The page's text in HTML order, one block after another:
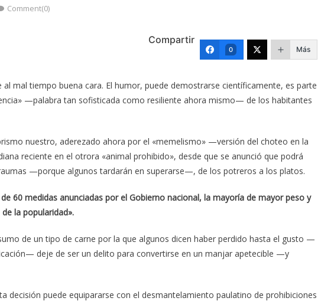
Comment(0)
Compartir
0 Más
mal tiempo buena cara. El humor, puede demostrarse científicamente, es parte
—palabra tan sofisticada como resiliente ahora mismo— de los habitantes
nuestro, aderezado ahora por el «memelismo» —versión del choteo en la
reciente en el otrora «animal prohibido», desde que se anunció que podrá
—porque algunos tardarán en superarse—, de los potreros a los platos.
60 medidas anunciadas por el Gobierno nacional, la mayoría de mayor peso y
la popularidad».
de un tipo de carne por la que algunos dicen haber perdido hasta el gusto —
deje de ser un delito para convertirse en un manjar apetecible —y
decisión puede equipararse con el desmantelamiento paulatino de prohibiciones